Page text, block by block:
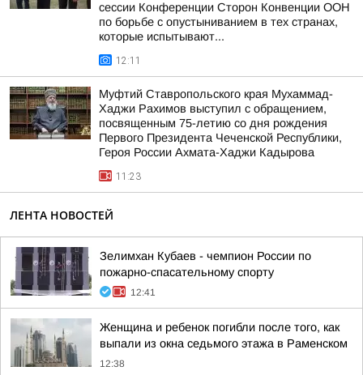
сессии Конференции Сторон Конвенции ООН
по борьбе с опустыниванием в тех странах,
которые испытывают...
12:11
Муфтий Ставропольского края Мухаммад-
Хаджи Рахимов выступил с обращением,
посвященным 75-летию со дня рождения
Первого Президента Чеченской Республики,
Героя России Ахмата-Хаджи Кадырова
11:23
ЛЕНТА НОВОСТЕЙ
Зелимхан Кубаев - чемпион России по
пожарно-спасательному спорту
12:41
Женщина и ребенок погибли после того, как
выпали из окна седьмого этажа в Раменском
12:38